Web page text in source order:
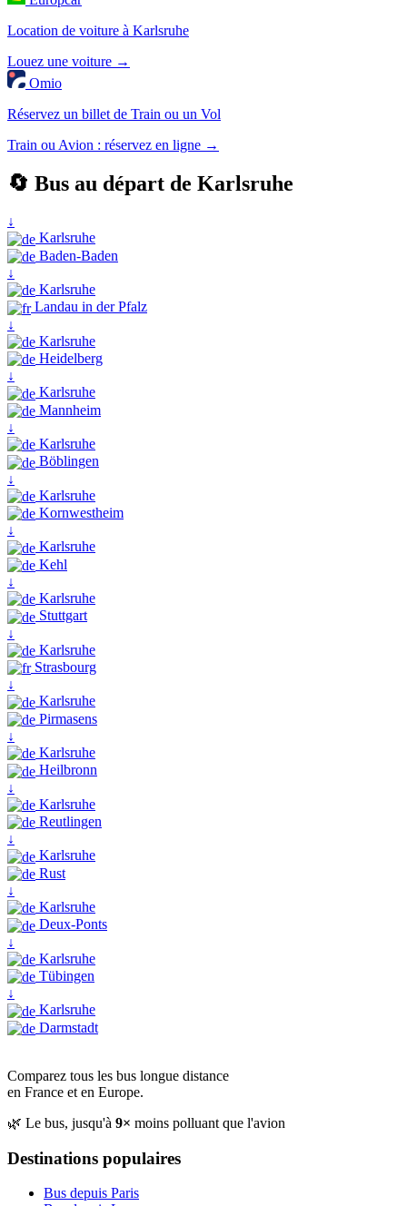
Location de voiture à Karlsruhe
Louez une voiture →
Omio
Réservez un billet de Train ou un Vol
Train ou Avion : réservez en ligne →
🔄 Bus au départ de Karlsruhe
↓
Karlsruhe
Baden-Baden
↓
Karlsruhe
Landau in der Pfalz
↓
Karlsruhe
Heidelberg
↓
Karlsruhe
Mannheim
↓
Karlsruhe
Böblingen
↓
Karlsruhe
Kornwestheim
↓
Karlsruhe
Kehl
↓
Karlsruhe
Stuttgart
↓
Karlsruhe
Strasbourg
↓
Karlsruhe
Pirmasens
↓
Karlsruhe
Heilbronn
↓
Karlsruhe
Reutlingen
↓
Karlsruhe
Rust
↓
Karlsruhe
Deux-Ponts
↓
Karlsruhe
Tübingen
↓
Karlsruhe
Darmstadt
Comparez tous les bus longue distance
en France et en Europe.
🌿 Le bus, jusqu'à 9× moins polluant que l'avion
Destinations populaires
Bus depuis Paris